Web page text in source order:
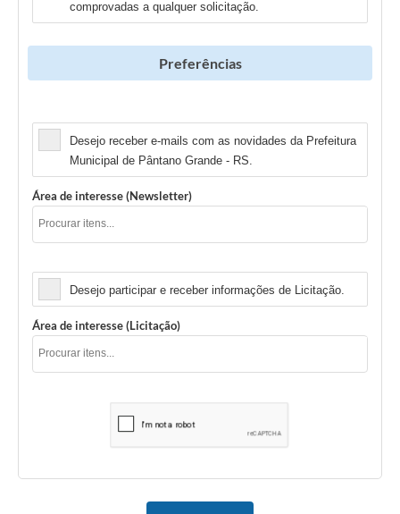
comprovadas a qualquer solicitação.
Preferências
Desejo receber e-mails com as novidades da Prefeitura
Municipal de Pântano Grande - RS.
Área de interesse (Newsletter)
Desejo participar e receber informações de Licitação.
Área de interesse (Licitação)